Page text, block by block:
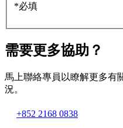
*必填
需要更多協助？
馬上聯絡專員以瞭解更多有
況。
+852 2168 0838